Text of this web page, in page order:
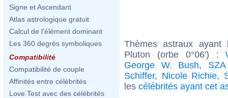
Signe et Ascendant
Atlas astrologique gratuit
Calcul de l'élément dominant
Les 360 degrés symboliques
Compatibilité
Compatibilité de couple
Affinités entre célébrités
Love Test avec des célébrités
Thèmes astraux ayant
Pluton (orbe 0°06') :
George W. Bush,
Schiffer, Nicole Richie,
les célébrités ayant cet